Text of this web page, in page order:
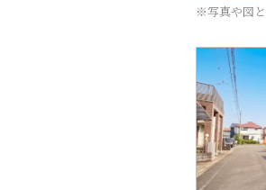
※写真や図と